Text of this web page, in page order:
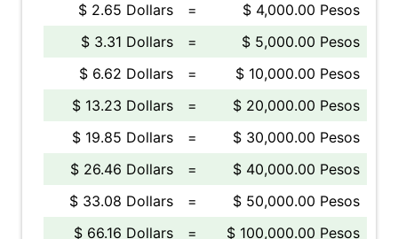
$ 2.65 Dollars
=
$ 4,000.00 Pesos
$ 3.31 Dollars
=
$ 5,000.00 Pesos
$ 6.62 Dollars
=
$ 10,000.00 Pesos
$ 13.23 Dollars
=
$ 20,000.00 Pesos
$ 19.85 Dollars
=
$ 30,000.00 Pesos
$ 26.46 Dollars
=
$ 40,000.00 Pesos
$ 33.08 Dollars
=
$ 50,000.00 Pesos
$ 66.16 Dollars
= $ 100,000.00 Pesos